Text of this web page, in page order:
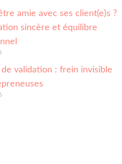
amie avec ses client(e)s ?
sincère et équilibre
de validation : frein invisible